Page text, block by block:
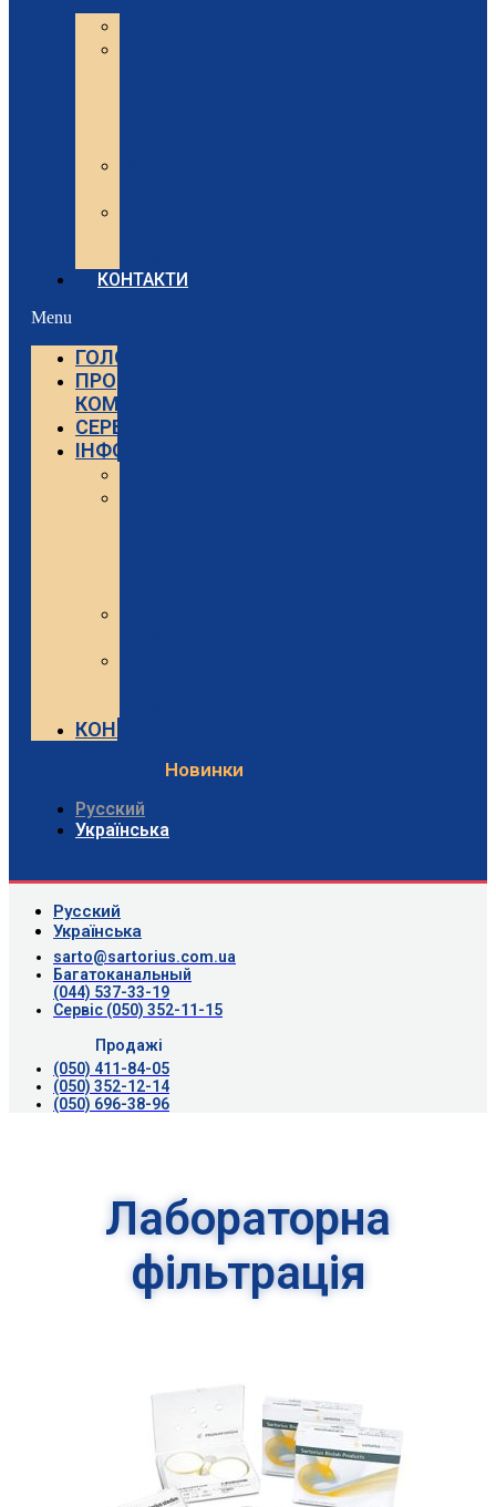
КОНТАКТИ
Menu
ГОЛОВНА
ПРО
КОМПАНІЮ
СЕРВІС
ІНФОРМАЦІЯ
КОНТАКТИ
Новинки
Русский
Українська
Русский
Українська
sarto@sartorius.com.ua
Багатоканальный
(044) 537-33-19
Сервіс (050) 352-11-15
Продажі
(050) 411-84-05
(050) 352-12-14
(050) 696-38-96
Лабораторна
фільтрація